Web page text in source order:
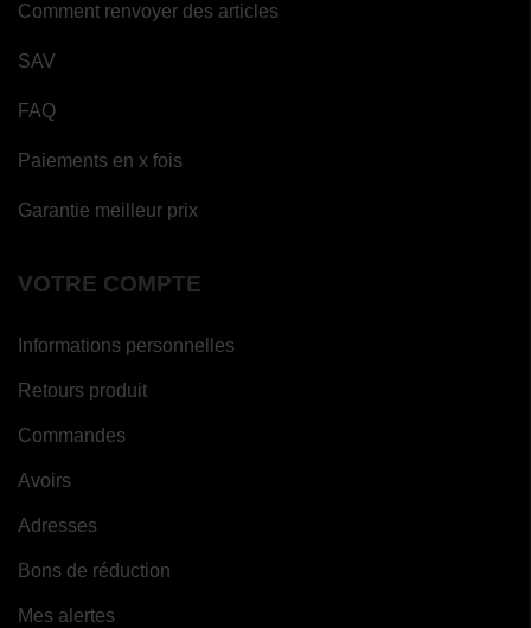
Comment renvoyer des articles
SAV
FAQ
Paiements en x fois
Garantie meilleur prix
VOTRE COMPTE
Informations personnelles
Retours produit
Commandes
Avoirs
Adresses
Bons de réduction
Mes alertes